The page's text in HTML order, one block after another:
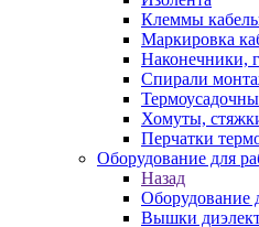
Клеммы
Маркировка
Наконечники,
Спирали
Хомуты,
Перчатки
Оборудование для
Назад
Оборудование
Вышки